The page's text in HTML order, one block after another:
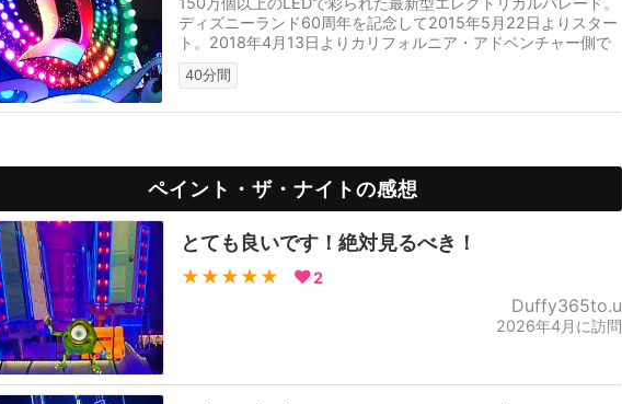
ディズニーランド60周年を記念して2015年5月22日よりスター
ト。2018年4月13日よりカリフォルニア・アドベンチャー側で
再演。2025年5月16日よりランド側...
40分間
ペイント・ザ・ナイトの感想
とても良いです！絶対見るべき！
★★★★★ 2
Duffy365to.u
2026年4月に訪問